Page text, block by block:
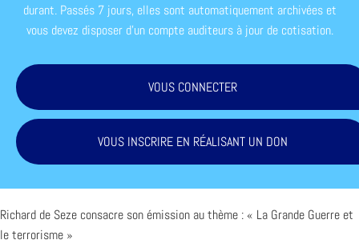
durant. Passés 7 jours, elles sont automatiquement archivées et
vous devez disposer d'un compte auditeurs à jour de cotisation.
VOUS CONNECTER
VOUS INSCRIRE EN RÉALISANT UN DON
Richard de Seze consacre son émission au thème : « La Grande Guerre et
le terrorisme »